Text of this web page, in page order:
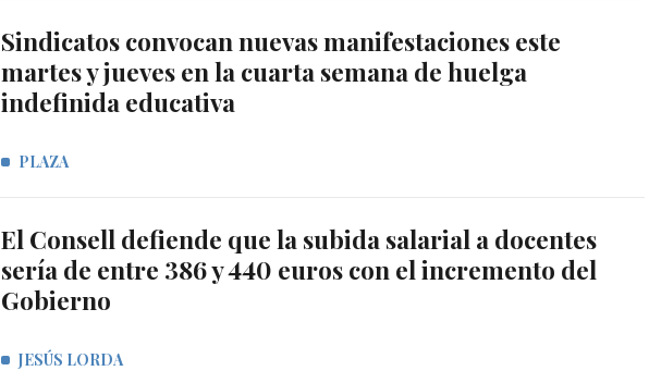
Sindicatos convocan nuevas manifestaciones este
martes y jueves en la cuarta semana de huelga
indefinida educativa
PLAZA
El Consell defiende que la subida salarial a docentes
sería de entre 386 y 440 euros con el incremento del
Gobierno
JESÚS LORDA